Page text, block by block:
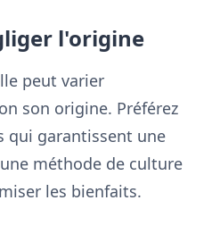
l'origine
peut varier
son origine. Préférez
qui garantissent une
méthode de culture
les bienfaits.